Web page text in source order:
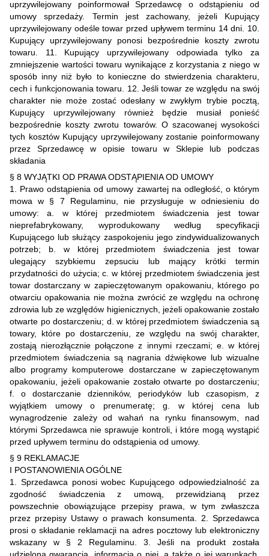
uprzywilejowany poinformował Sprzedawcę o odstąpieniu od
umowy sprzedaży. Termin jest zachowany, jeżeli Kupujący
uprzywilejowany odeśle towar przed upływem terminu 14 dni. 10.
Kupujący uprzywilejowany ponosi bezpośrednie koszty zwrotu
towaru. 11. Kupujący uprzywilejowany odpowiada tylko za
zmniejszenie wartości towaru wynikające z korzystania z niego w
sposób inny niż było to konieczne do stwierdzenia charakteru,
cech i funkcjonowania towaru. 12. Jeśli towar ze względu na swój
charakter nie może zostać odesłany w zwykłym trybie pocztą,
Kupujący uprzywilejowany również będzie musiał ponieść
bezpośrednie koszty zwrotu towarów. O szacowanej wysokości
tych kosztów Kupujący uprzywilejowany zostanie poinformowany
przez Sprzedawcę w opisie towaru w Sklepie lub podczas
składania
§ 8 WYJĄTKI OD PRAWA ODSTĄPIENIA OD UMOWY
1. Prawo odstąpienia od umowy zawartej na odległość, o którym
mowa w § 7 Regulaminu, nie przysługuje w odniesieniu do
umowy: a. w której przedmiotem świadczenia jest towar
nieprefabrykowany, wyprodukowany według specyfikacji
Kupującego lub służący zaspokojeniu jego zindywidualizowanych
potrzeb; b. w której przedmiotem świadczenia jest towar
ulegający szybkiemu zepsuciu lub mający krótki termin
przydatności do użycia; c. w której przedmiotem świadczenia jest
towar dostarczany w zapieczętowanym opakowaniu, którego po
otwarciu opakowania nie można zwrócić ze względu na ochronę
zdrowia lub ze względów higienicznych, jeżeli opakowanie zostało
otwarte po dostarczeniu; d. w której przedmiotem świadczenia są
towary, które po dostarczeniu, ze względu na swój charakter,
zostają nierozłącznie połączone z innymi rzeczami; e. w której
przedmiotem świadczenia są nagrania dźwiękowe lub wizualne
albo programy komputerowe dostarczane w zapieczętowanym
opakowaniu, jeżeli opakowanie zostało otwarte po dostarczeniu;
f. o dostarczanie dzienników, periodyków lub czasopism, z
wyjątkiem umowy o prenumeratę; g. w której cena lub
wynagrodzenie zależy od wahań na rynku finansowym, nad
którymi Sprzedawca nie sprawuje kontroli, i które mogą wystąpić
przed upływem terminu do odstąpienia od umowy.
§ 9 REKLAMACJE
I POSTANOWIENIA OGÓLNE
1. Sprzedawca ponosi wobec Kupującego odpowiedzialność za
zgodność świadczenia z umową, przewidzianą przez
powszechnie obowiązujące przepisy prawa, w tym zwłaszcza
przez przepisy Ustawy o prawach konsumenta. 2. Sprzedawca
prosi o składanie reklamacji na adres pocztowy lub elektroniczny
wskazany w § 2 Regulaminu. 3. Jeśli na produkt została